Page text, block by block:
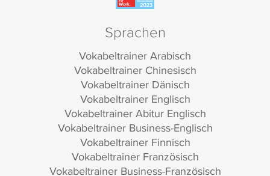
Sprachen
Vokabeltrainer Arabisch
Vokabeltrainer Chinesisch
Vokabeltrainer Dänisch
Vokabeltrainer Englisch
Vokabeltrainer Abitur Englisch
Vokabeltrainer Business-Englisch
Vokabeltrainer Finnisch
Vokabeltrainer Französisch
Vokabeltrainer Business-Französisch